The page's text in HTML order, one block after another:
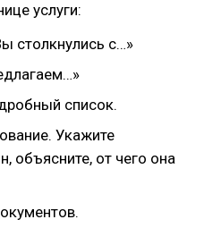
услуги:
столкнулись с…»
список.
Укажите
объясните, от чего она